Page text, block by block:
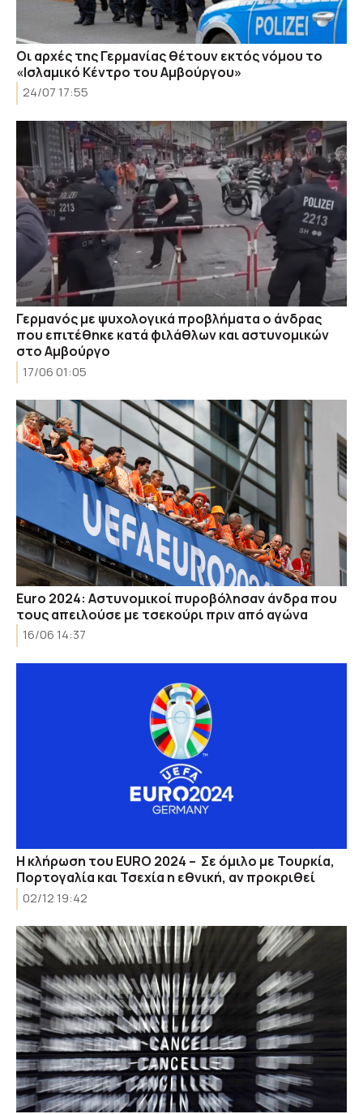
Οι αρχές της Γερμανίας θέτουν εκτός νόμου το
«Ισλαμικό Κέντρο του Αμβούργου»
24/07 17:55
Γερμανός με ψυχολογικά προβλήματα ο άνδρας
που επιτέθηκε κατά φιλάθλων και αστυνομικών
στο Αμβούργο
17/06 01:05
Euro 2024: Αστυνομικοί πυροβόλησαν άνδρα που
τους απειλούσε με τσεκούρι πριν από αγώνα
16/06 14:37
Η κλήρωση του EURO 2024 – Σε όμιλο με Τουρκία,
Πορτογαλία και Τσεχία η εθνική, αν προκριθεί
02/12 19:42